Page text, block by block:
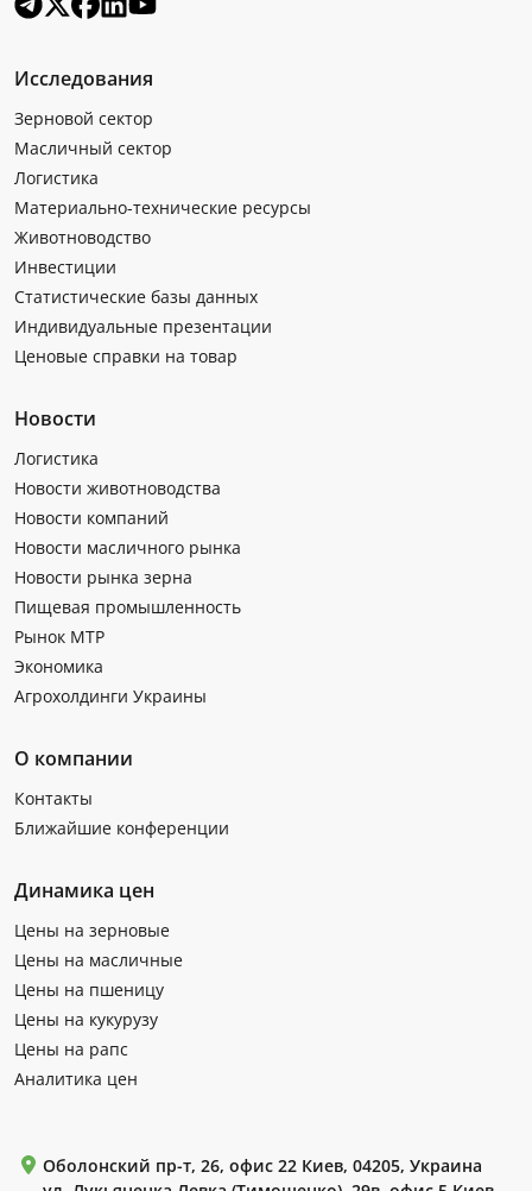
Исследования
Зерновой сектор
Масличный сектор
Логистика
Материально-технические ресурсы
Животноводство
Инвестиции
Статистические базы данных
Индивидуальные презентации
Ценовые справки на товар
Новости
Логистика
Новости животноводства
Новости компаний
Новости масличного рынка
Новости рынка зерна
Пищевая промышленность
Рынок МТР
Экономика
Агрохолдинги Украины
О компании
Контакты
Ближайшие конференции
Динамика цен
Цены на зерновые
Цены на масличные
Цены на пшеницу
Цены на кукурузу
Цены на рапс
Аналитика цен
Оболонский пр-т, 26, офис 22 Киев, 04205, Украина